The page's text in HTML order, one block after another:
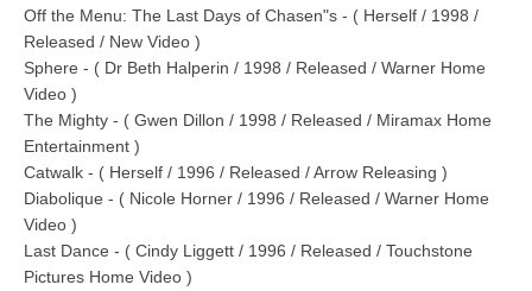
Off the Menu: The Last Days of Chasen"s - ( Herself / 1998 /
Released / New Video )
Sphere - ( Dr Beth Halperin / 1998 / Released / Warner Home
Video )
The Mighty - ( Gwen Dillon / 1998 / Released / Miramax Home
Entertainment )
Catwalk - ( Herself / 1996 / Released / Arrow Releasing )
Diabolique - ( Nicole Horner / 1996 / Released / Warner Home
Video )
Last Dance - ( Cindy Liggett / 1996 / Released / Touchstone
Pictures Home Video )